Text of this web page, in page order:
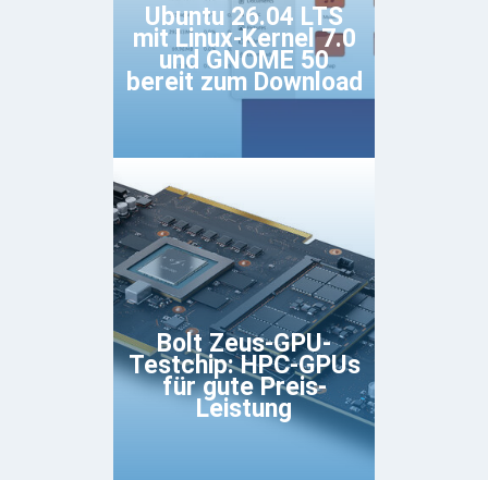
Ubuntu 26.04 LTS
mit Linux-Kernel 7.0
und GNOME 50
bereit zum Download
Bolt Zeus-GPU-
Testchip: HPC-GPUs
für gute Preis-
Leistung